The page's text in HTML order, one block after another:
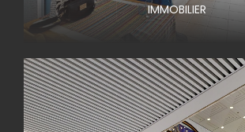
IMMOBILIER